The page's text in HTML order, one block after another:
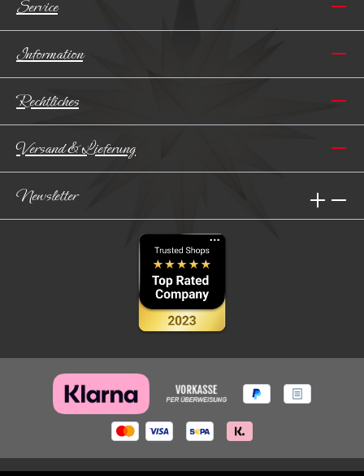
Service
Information
Rechtliches
Versand & Lieferung
Newsletter